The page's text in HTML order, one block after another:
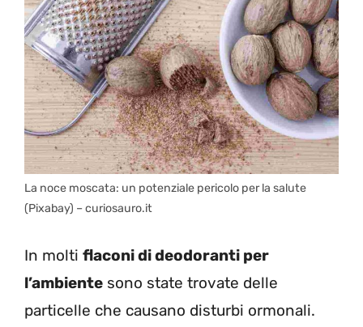
La noce moscata: un potenziale pericolo per la salute
(Pixabay) – curiosauro.it
In molti flaconi di deodoranti per
l’ambiente sono state trovate delle
particelle che causano disturbi ormonali.